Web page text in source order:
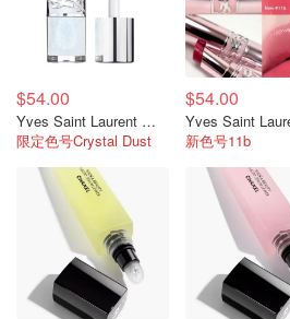
$54.00
Yves Saint Laurent 夏日限定丰唇蜜
限定色号Crystal Dust
$54.00
新色号11b